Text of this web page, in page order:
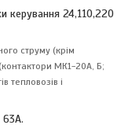
керування 24,110,220
струму (крім
МК1-20А, Б;
і
63А.